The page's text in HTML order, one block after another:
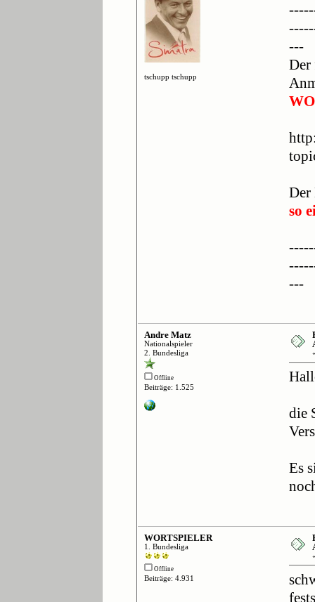
tschupp tschupp
---
Der
Der
so
---
Andre Matz
Nationalspieler
2. Bundesliga
Offline
Beiträge: 1.525
die
Es
WORTSPIELER
1. Bundesliga
Offline
Beiträge: 4.931